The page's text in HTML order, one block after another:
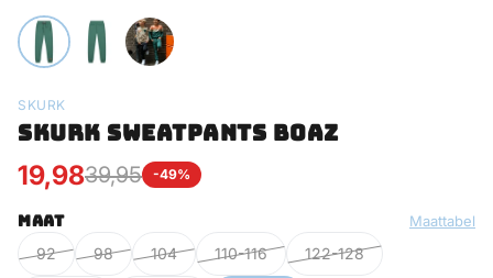
SKURK
SKURK SWEATPANTS BOAZ
19,9839,95 -49%
MAAT Maattabel
92 98 104 110-116 122-128